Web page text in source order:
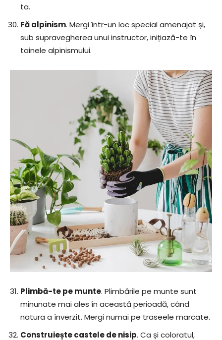
ta.
Fă alpinism. Mergi într-un loc special amenajat și,
sub supravegherea unui instructor, inițiază-te în
tainele alpinismului.
Plimbă-te pe munte. Plimbările pe munte sunt
minunate mai ales în această perioadă, când
natura a înverzit. Mergi numai pe traseele marcate.
Construiește castele de nisip. Ca și coloratul,